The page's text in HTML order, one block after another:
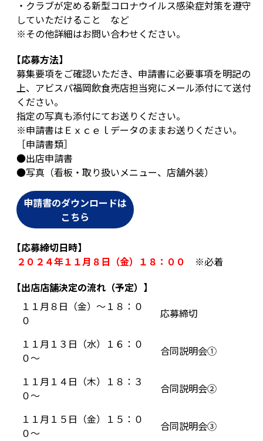
・クラブが定める新型コロナウイルス感染症対策を遵守
していただけること など
※その他詳細はお問い合わせください。
【応募方法】
募集要項をご確認いただき、申請書に必要事項を明記の
上、アビスパ福岡飲食売店担当宛にメール添付にて送付
ください。
指定の写真も添付にてお送りください。
※申請書はＥｘｃｅｌデータのままお送りください。
［申請書類］
●出店申請書
●写真（看板・取り扱いメニュー、店舗外装）
申請書のダウンロードは
こちら
【応募締切日時】
２０２４年１１月８日（金）１８：００
※必着
【出店店舗決定の流れ（予定）】
１１月８日（金）～１８：０
０
応募締切
１１月１３日（水）１６：０
０～
合同説明会①
１１月１４日（木）１８：３
０～
合同説明会②
１１月１５日（金）１５：０
０～
合同説明会③